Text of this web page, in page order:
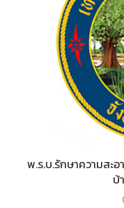
พ.ร.บ.รักษาความสะอ
บ้